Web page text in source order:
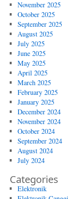
November 2025
October 2025
September 2025
August 2025
July 2025
June 2025
May 2025
April 2025
March 2025
February 2025
January 2025
December 2024
November 2024
October 2024
September 2024
August 2024
July 2024
Categories
Elektronik